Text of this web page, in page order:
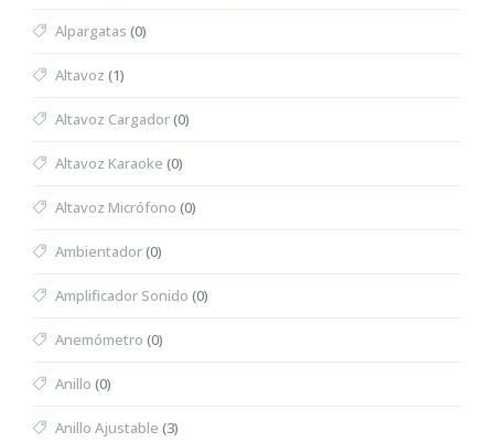
Alpargatas (0)
Altavoz (1)
Altavoz Cargador(0)
Altavoz Karaoke (0)
Altavoz Micrófono (0)
Ambientador(0)
Amplificador Sonido (0)
Anemómetro (0)
Anillo (0)
Anillo Ajustable (3)